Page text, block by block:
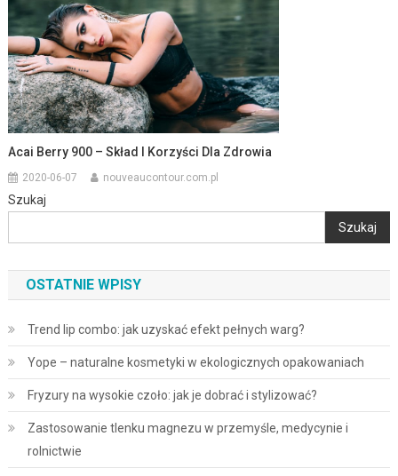
Acai Berry 900 – Skład I Korzyści Dla Zdrowia
2020-06-07 nouveaucontour.com.pl
Szukaj
Szukaj
OSTATNIE WPISY
Trend lip combo: jak uzyskać efekt pełnych warg?
Yope – naturalne kosmetyki w ekologicznych opakowaniach
Fryzury na wysokie czoło: jak je dobrać i stylizować?
Zastosowanie tlenku magnezu w przemyśle, medycynie i
rolnictwie